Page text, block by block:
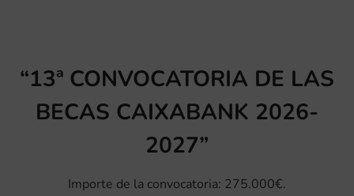
“13ª CONVOCATORIA DE LAS
BECAS CAIXABANK 2026-
2027”
Importe de la convocatoria: 275.000€.